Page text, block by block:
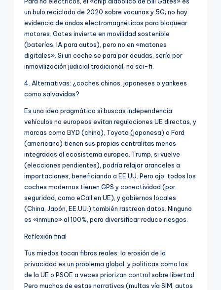
un bulo reciclado de 2020 sobre vacunas y 5G; no hay
evidencia de ondas electromagnéticas para bloquear
motores. Gates invierte en movilidad sostenible
(baterías, IA para autos), pero no en «matones
digitales». Si un coche se para por deudas, sería por
inmovilización judicial tradicional, no sci-fi.
4. Alternativas: ¿coches chinos, japoneses o yankees
como salvavidas?
Es una idea pragmática si buscas independencia:
vehículos no europeos evitan regulaciones UE directas, y
marcas como BYD (china), Toyota (japonesa) o Ford
(americana) tienen sus propias centralitas menos
integradas al ecosistema europeo. Trump, si vuelve
(elecciones pendientes), podría relajar aranceles a
importaciones, beneficiando a EE.UU. Pero ojo: todos los
coches modernos tienen GPS y conectividad (por
seguridad, como eCall en UE), y gobiernos locales
(China, Japón, EE.UU.) también rastrean datos. Ninguno
es «inmune» al 100%, pero diversificar reduce riesgos.
Reflexión final
Tus miedos tocan fibras reales: la erosión de la
privacidad es un problema global, y políticas como las
de la UE o PSOE a veces priorizan control sobre libertad.
Pero muchas de estas narrativas (multas vía SIM, autos